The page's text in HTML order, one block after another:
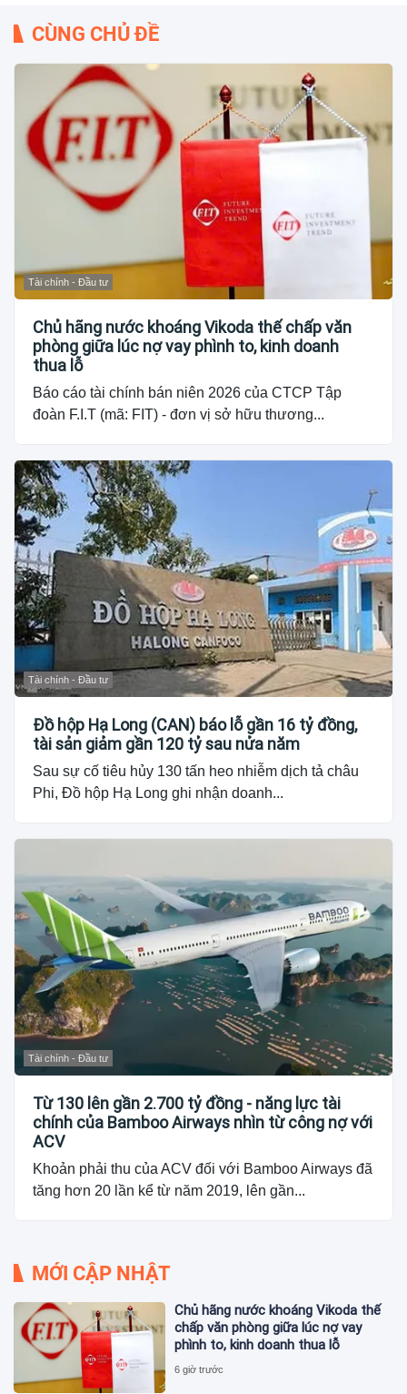
CÙNG CHỦ ĐỀ
Tài chính - Đầu tư
Chủ hãng nước khoáng Vikoda thế chấp văn
phòng giữa lúc nợ vay phình to, kinh doanh
thua lỗ
Báo cáo tài chính bán niên 2026 của CTCP Tập
đoàn F.I.T (mã: FIT) - đơn vị sở hữu thương...
Tài chính - Đầu tư
Đồ hộp Hạ Long (CAN) báo lỗ gần 16 tỷ đồng,
tài sản giảm gần 120 tỷ sau nửa năm
Sau sự cố tiêu hủy 130 tấn heo nhiễm dịch tả châu
Phi, Đồ hộp Hạ Long ghi nhận doanh...
Tài chính - Đầu tư
Từ 130 lên gần 2.700 tỷ đồng - năng lực tài
chính của Bamboo Airways nhìn từ công nợ với
ACV
Khoản phải thu của ACV đối với Bamboo Airways đã
tăng hơn 20 lần kể từ năm 2019, lên gần...
MỚI CẬP NHẬT
Chủ hãng nước khoáng Vikoda thế
chấp văn phòng giữa lúc nợ vay
phình to, kinh doanh thua lỗ
6 giờ trước